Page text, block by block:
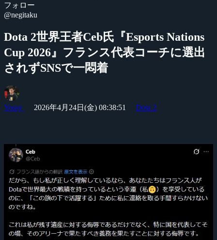
フォロー
@negitaku
Dota 2世界王者Ceb氏『Esports Nations
Cup 2026』フランス代表コーチに選出
されずSNSで一悶着
Yossy 2026年4月24日(金) 08:38:51 Dota 2